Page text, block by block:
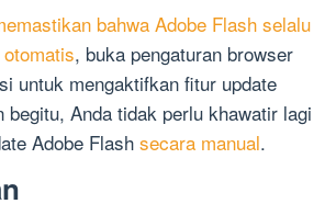
bahwa Adobe Flash selalu
, buka pengaturan browser
untuk mengaktifkan fitur update
begitu, Anda tidak perlu khawatir lagi
Adobe Flash secara manual.